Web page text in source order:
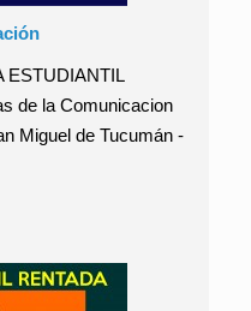
ESTUDIANTIL
de la Comunicacion
Miguel de Tucumán -